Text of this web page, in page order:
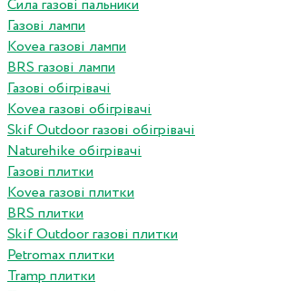
Сила газові пальники
Газові лампи
Kovea газові лампи
BRS газові лампи
Газові обігрівачі
Kovea газові обігрівачі
Skif Outdoor газові обігрівачі
Naturehike обігрівачі
Газові плитки
Kovea газові плитки
BRS плитки
Skif Outdoor газові плитки
Petromax плитки
Tramp плитки